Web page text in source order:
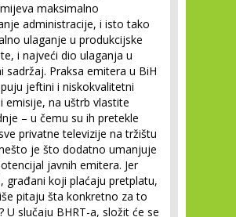
maksimalno
administracije, i isto tako
ulaganje u produkcijske
i najveći dio ulaganja u
sadržaj. Praksa emitera u BiH
jeftini i niskokvalitetni
emisije, na uštrb vlastite
– u čemu su ih pretekle
privatne televizije na tržištu
je što dodatno umanjuje
javnih emitera. Jer
građani koji plaćaju pretplatu,
pitaju šta konkretno za to
U slučaju BHRT-a, složit će se